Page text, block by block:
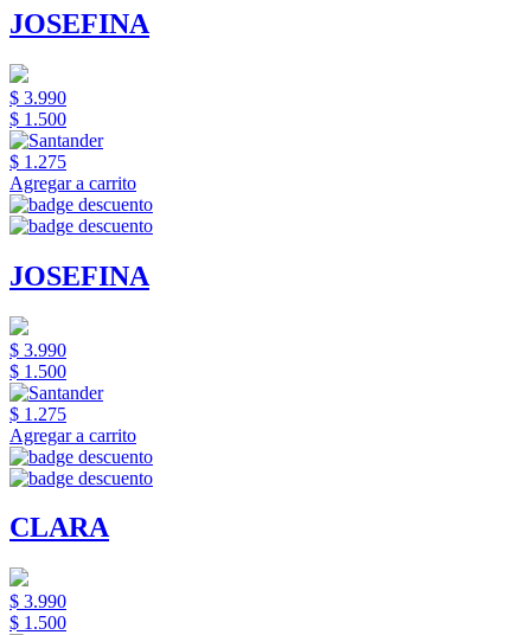
JOSEFINA
$ 3.990
$ 1.500
$ 1.275
Agregar a carrito
JOSEFINA
$ 3.990
$ 1.500
$ 1.275
Agregar a carrito
CLARA
$ 3.990
$ 1.500